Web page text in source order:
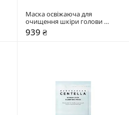
Маска освіжаюча для
очищення шкіри голови
Dr.FORHAIR Phyto Fresh Scalp
Scaler
939 ₴